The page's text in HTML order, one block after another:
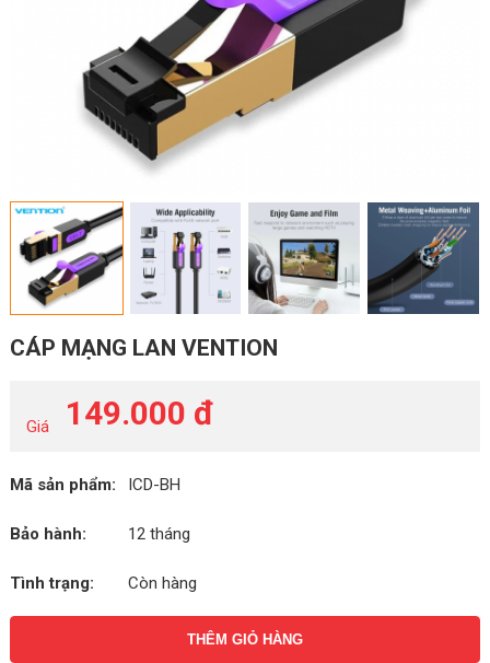
CÁP MẠNG LAN VENTION
Giá 149.000 đ
Mã sản phẩm: ICD-BH
Bảo hành: 12 tháng
Tình trạng: Còn hàng
THÊM GIỎ HÀNG